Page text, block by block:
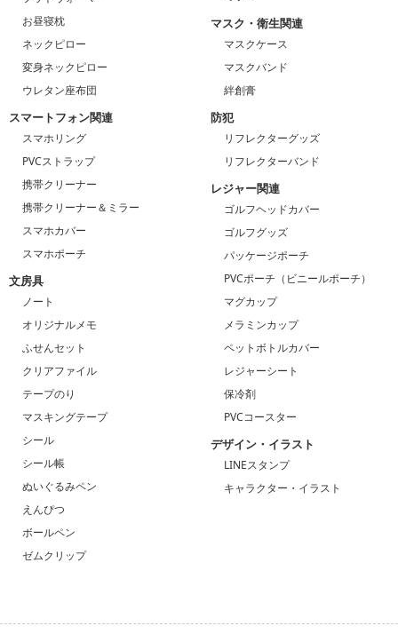
お昼寝枕
ネックピロー
変身ネックピロー
ウレタン座布団
スマートフォン関連
スマホリング
PVCストラップ
携帯クリーナー
携帯クリーナー＆ミラー
スマホカバー
スマホポーチ
文房具
ノート
オリジナルメモ
ふせんセット
クリアファイル
テープのり
マスキングテープ
シール
シール帳
ぬいぐるみペン
えんぴつ
ボールペン
ゼムクリップ
マスク・衛生関連
マスクケース
マスクバンド
絆創膏
防犯
リフレクターグッズ
リフレクターバンド
レジャー関連
ゴルフヘッドカバー
ゴルフグッズ
パッケージポーチ
PVCポーチ（ビニールポーチ）
マグカップ
メラミンカップ
ペットボトルカバー
レジャーシート
保冷剤
PVCコースター
デザイン・イラスト
LINEスタンプ
キャラクター・イラスト